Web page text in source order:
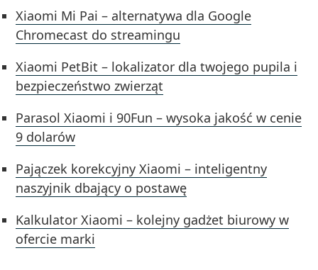
Xiaomi Mi Pai – alternatywa dla Google
Chromecast do streamingu
Xiaomi PetBit – lokalizator dla twojego pupila i
bezpieczeństwo zwierząt
Parasol Xiaomi i 90Fun – wysoka jakość w cenie
9 dolarów
Pajączek korekcyjny Xiaomi – inteligentny
naszyjnik dbający o postawę
Kalkulator Xiaomi – kolejny gadżet biurowy w
ofercie marki